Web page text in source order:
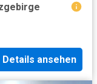
Details ansehen